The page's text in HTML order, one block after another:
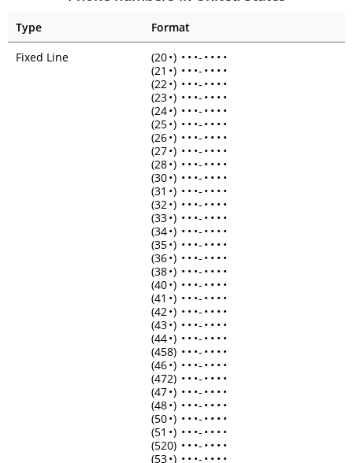
Type
Format
Fixed Line
(20•) • • •- • • • •
(21 •) • • •- • • • •
(22•) • • •- • • • •
(23•) • • •- • • • •
(24•) • • •- • • • •
(25•) • • •- • • • •
(26•) • • •- • • • •
(27•) • • •- • • • •
(28•) • • •- • • • •
(30•) • • •- • • • •
(31 •) • • •- • • • •
(32•) • • •- • • • •
(33•) • • •- • • • •
(34•) • • •- • • • •
(35•) • • •- • • • •
(36•) • • •- • • • •
(38•) • • •- • • • •
(40•) • • •- • • • •
(41 •) • • •- • • • •
(42•) • • •- • • • •
(43•) • • •- • • • •
(44•) • • •- • • • •
(458) • • •- • • • •
(46•) • • •- • • • •
(472) • • •- • • • •
(47•) • • •- • • • •
(48•) • • •- • • • •
(50•) • • •- • • • •
(51 •) • • •- • • • •
(520) • • •- • • • •
(53•) • • •- • • • •